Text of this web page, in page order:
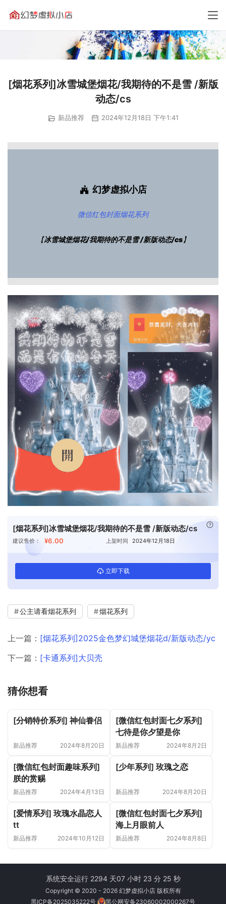
[烟花系列]冰雪城堡烟花/我期待的不是雪 /新版
动态/cs
新品推荐 2024年12月18日 下午1:41
幻梦虚拟小店
微信红包封面烟花系列
【冰雪城堡烟花/我期待的不是雪 /新版动态/cs】
[烟花系列]冰雪城堡烟花/我期待的不是雪 /新版动态/cs
建议售价： ¥6.00 上架时间 2024年12月18日
立即下载
已
公主请看烟花系列 烟花系列
上一篇： [烟花系列]2025金色梦幻城堡烟花d/新版动态/yc
下一篇： [卡通系列]大贝壳
猜你想看
[分销特价系列] 神仙眷侣
新品推荐 2024年8月20日
[微信红包封面七夕系列]
七待是你夕望是你
新品推荐 2024年8月2日
[微信红包封面趣味系列]
朕的赏赐
新品推荐 2024年4月13日
[少年系列] 玫瑰之恋
新品推荐 2024年8月20日
[爱情系列] 玫瑰水晶恋人
tt
新品推荐 2024年10月12日
[微信红包封面七夕系列]
海上月眼前人
新品推荐 2024年8月8日
系统安全运行 2294 天07 小时 23 分 25 秒
Copyright © 2020 - 2026 幻梦虚拟小店 版权所有
黑ICP备2025035222号
黑公网安备23060002000267号